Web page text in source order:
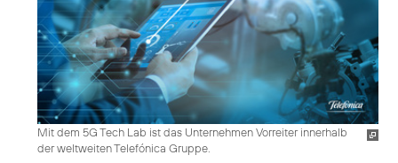
Mit dem 5G Tech Lab ist das Unternehmen Vorreiter innerhalb
der weltweiten Telefónica Gruppe.